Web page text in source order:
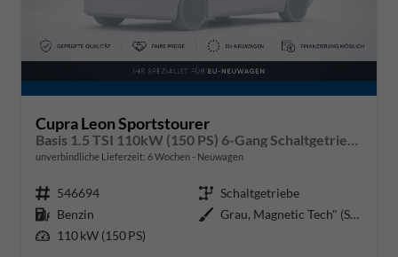
Cupra Leon Sportstourer
unverbindliche Lieferzeit: 6 Wochen Neuwagen
Fahrzeugnr. 546694 Getriebe Schaltgetriebe
Kraftstoff Benzin Außenfarbe
Grau, Magnetic Tech" (S7)"
Leistung 110 kW (150 PS)